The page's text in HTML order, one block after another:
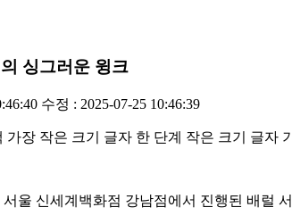
싱그러운 윙크
수정 : 2025-07-25 10:46:39
가장 작은 크기 글자 한 단계 작은 크기 글자
울 신세계백화점 강남점에서 진행된 배럴